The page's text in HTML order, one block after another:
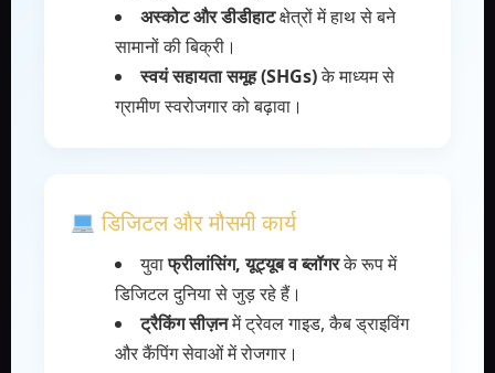
अस्कोट और डीडीहाटक्षेत्रों में हाथ से बने
सामानों की बिक्री।
स्वयं सहायता समूह (SHGs)के माध्यम से
ग्रामीण स्वरोजगार को बढ़ावा।
डिजिटल और मौसमी कार्य
युवाफ्रीलांसिंग, यूट्यूब व ब्लॉगरके रूप में
डिजिटल दुनिया से जुड़ रहे हैं।
ट्रैकिंग सीज़नमें ट्रेवल गाइड, कैब ड्राइविंग
और कैंपिंग सेवाओं में रोजगार।